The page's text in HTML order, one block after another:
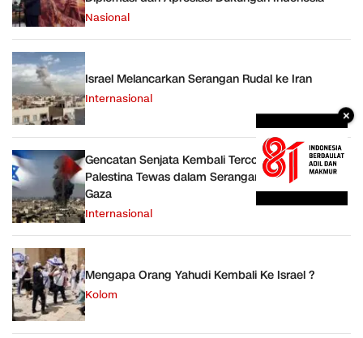
Nasional
Israel Melancarkan Serangan Rudal ke Iran
Internasional
Gencatan Senjata Kembali Tercoreng, Pria
Palestina Tewas dalam Serangan Udara Israel di
Gaza
Internasional
Mengapa Orang Yahudi Kembali Ke Israel ?
Kolom
×